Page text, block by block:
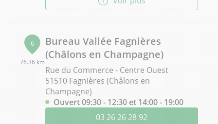
6
76.36 km
Bureau Vallée Fagnières
(Châlons en Champagne)
Rue du Commerce - Centre Ouest
51510 Fagnières (Châlons en
Champagne)
Ouvert 09:30 - 12:30 et 14:00 - 19:00
03 26 26 28 92